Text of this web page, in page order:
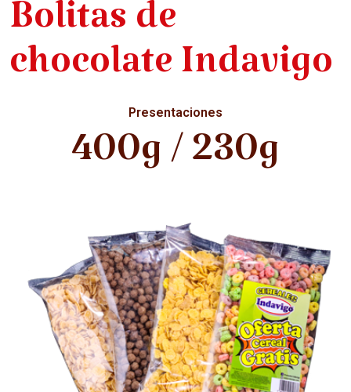
Bolitas de
chocolate Indavigo
Presentaciones
400g / 230g